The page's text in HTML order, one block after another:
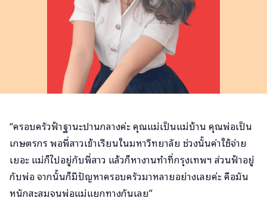
“ครอบครัวฟ้าฐานะปานกลางค่ะ คุณแม่เป็นแม่บ้าน คุณพ่อเป็น
เกษตรกร พอพี่สาวเข้าเรียนในมหาวิทยาลัย ช่วงนั้นค่าใช้จ่าย
เยอะ แม่ก็ไปอยู่กับพี่สาว แล้วก็หางานทำที่กรุงเทพฯ ส่วนฟ้าอยู่
กับพ่อ จากนั้นก็มีปัญหาครอบครัวมาหลายอย่างเลยค่ะ คือมัน
หนักสะสมจนพ่อแม่แยกทางกันเลย”